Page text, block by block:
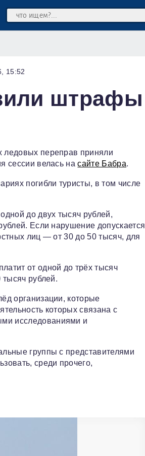
15:52
штрафы
ледовых переправ приняли
сессии велась насайте Бабра.
погибли туристы, в том числе
до двух тысяч рублей,
Если нарушение допускается
лиц — от 30 до 50 тысяч, для
от одной до трёх тысяч
рублей.
организации, которые
которых связана с
исследованиями и
группы с представителями
среди прочего,